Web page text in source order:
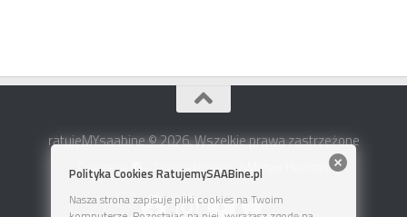
ratujeMYsaabine © 2026. Wszelkie prawa zastrzeżone
Oparte na - Zaprojektowany z Motyw Hueman
Polityka Cookies RatujemySAABine.pl
Nasza strona zapisuje pliki cookies na Twoim